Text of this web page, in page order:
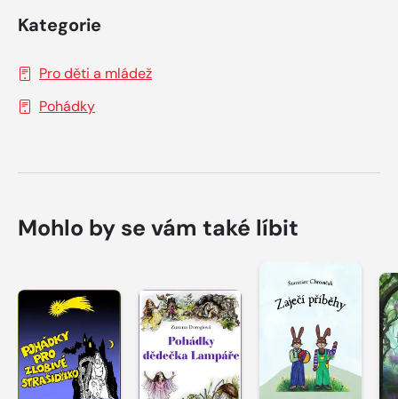
Kategorie
Pro děti a mládež
Pohádky
Mohlo by se vám také líbit